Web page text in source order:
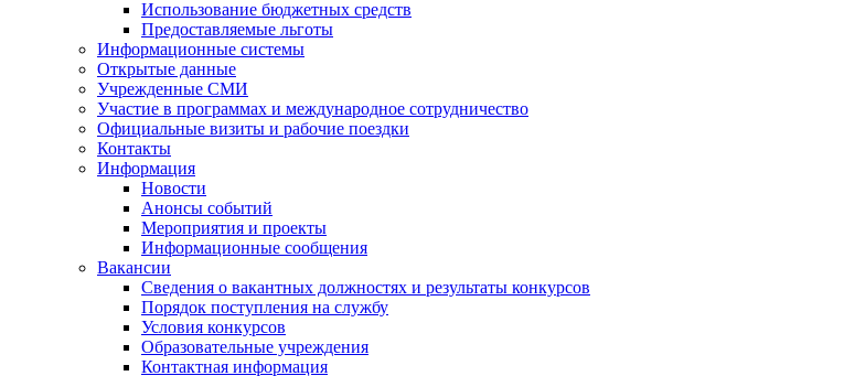
Использование бюджетных средств
Предоставляемые льготы
Информационные системы
Открытые данные
Учрежденные СМИ
Участие в программах и международное сотрудничество
Официальные визиты и рабочие поездки
Контакты
Информация
Новости
Анонсы событий
Мероприятия и проекты
Информационные сообщения
Вакансии
Сведения о вакантных должностях и результаты конкурсов
Порядок поступления на службу
Условия конкурсов
Образовательные учреждения
Контактная информация